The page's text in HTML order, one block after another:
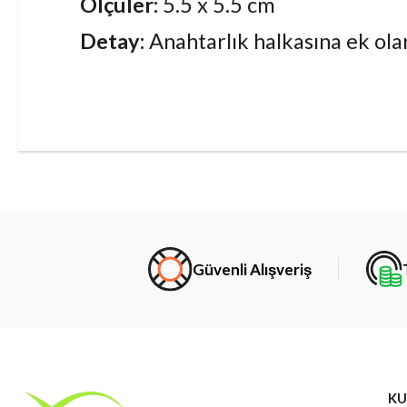
Detay: Anahtarlık halkasına ek
Güvenli Alışveriş